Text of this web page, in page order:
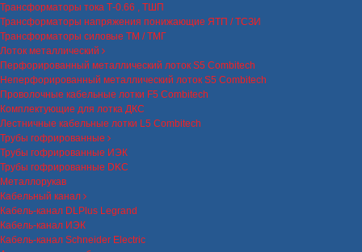
Трансформаторы тока Т-0.66 , ТШП
Трансформаторы напряжения понижающие ЯТП / ТСЗИ
Трансформаторы силовые ТМ / ТМГ
Лоток металлический
Перфорированный металлический лоток S5 Combitech
Неперфорированный металлический лоток S5 Combitech
Проволочные кабельные лотки F5 Combitech
Комплектующие для лотка ДКС
Лестничные кабельные лотки L5 Combitech
Трубы гофрированные
Трубы гофрированные ИЭК
Трубы гофрированные DKC
Металлорукав
Кабельный канал
Кабель-канал DLPlus Legrand
Кабель-канал ИЭК
Кабель-канал Schneider Electric